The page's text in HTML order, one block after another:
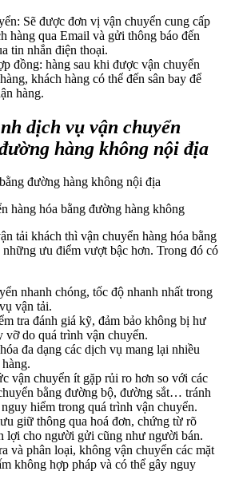
Sẽ được đơn vị vận chuyển cung cấp
hàng qua Email và gửi thông báo đến
tin nhắn điện thoại.
đồng: hàng sau khi được vận chuyển
khách hàng có thể đến sân bay để
hàng.
dịch vụ vận chuyển
hàng không nội địa
hàng hóa bằng đường hàng không
tải khách thì vận chuyển hàng hóa bằng
ưu điểm vượt bậc hơn. Trong đó có
nhanh chóng, tốc độ nhanh nhất trong
vận tải.
tra đánh giá kỹ, đảm bảo không bị hư
vỡ do quá trình vận chuyển.
đa dạng các dịch vụ mang lại nhiều
vận chuyển ít gặp rủi ro hơn so với các
bằng đường bộ, đường sắt… tránh
hiểm trong quá trình vận chuyển.
giữ thông qua hoá đơn, chứng từ rõ
lợi cho người gửi cũng như người bán.
và phân loại, không vận chuyển các mặt
không hợp pháp và có thể gây nguy